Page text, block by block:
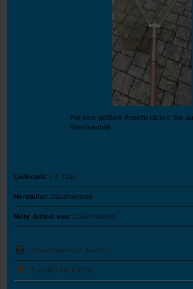
Für eine größere Ansicht klicken Sie
Vorschaubild
Lieferzeit: 3-4 Tage
Hersteller: Dauthvertrieb
Mehr Artikel von: Dauthvertrieb
Artikeldatenblatt drucken